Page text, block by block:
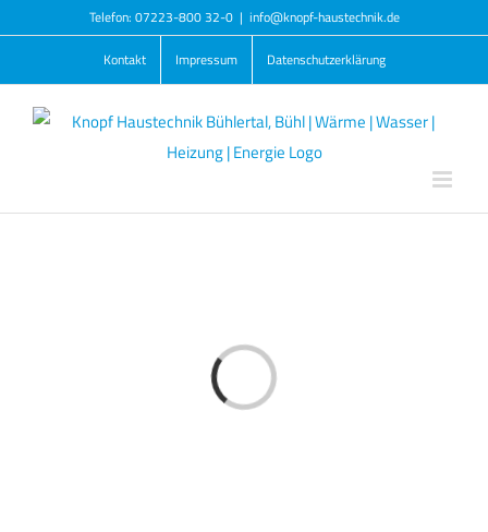
Inhalt
Telefon: 07223-800 32-0 | info@knopf-haustechnik.de
Kontakt Impressum Datenschutzerklärung
Laden...